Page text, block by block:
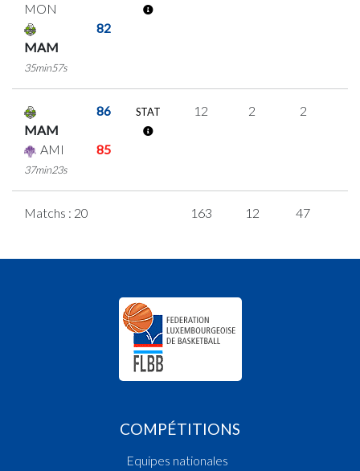
MON
MAM
82
35min57s
MAM
86
AMI 85
37min23s
STAT 12 2 2
Matchs : 20 163 12 47
COMPÉTITIONS
Equipes nationales